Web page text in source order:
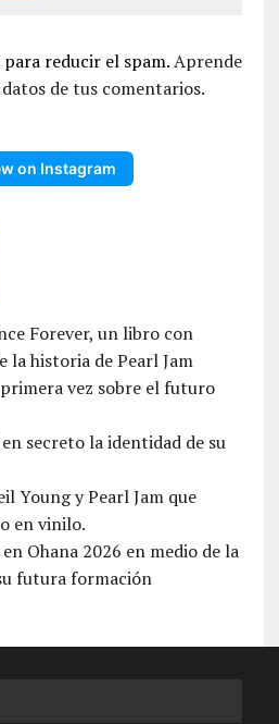
reducir el spam.Aprende
de tus comentarios.
on Instagram
Forever, un libro con
la historia de Pearl Jam
vez sobre el futuro
secreto la identidad de su
Young y Pearl Jam que
en vinilo.
Ohana 2026 en medio de la
futura formación